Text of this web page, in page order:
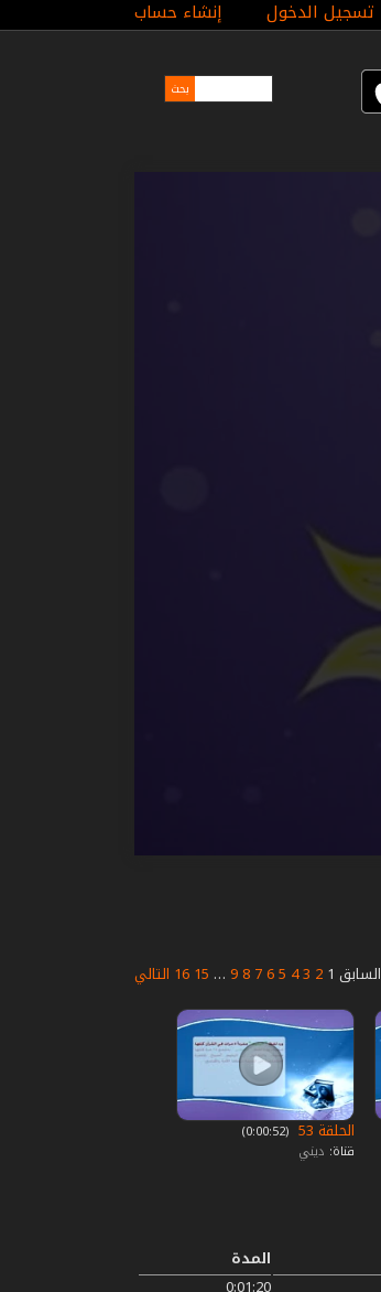
تسجيل الدخول إنشاء حساب
السابق 1
2
3
4
5
6
7
8
9
…
15
16 التالي
الحلقة 53
‏ (0:00:52)
قناة: ديني
المدة